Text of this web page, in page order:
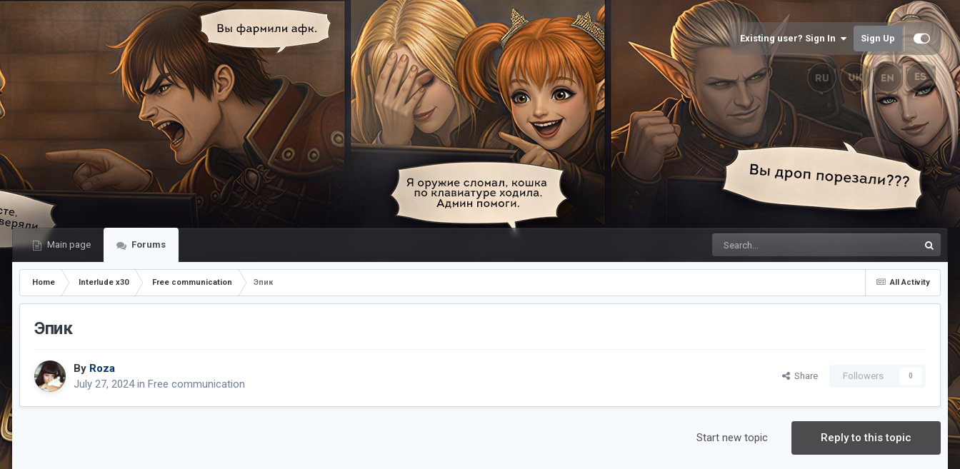
Existing user? Sign In Sign Up
Main page Forums
All Activity
Home Interlude x30 Free communication Эпик
Эпик
By Roza
July 27, 2024in Free communication
Share Followers 0
Reply to this topic
Start new topic